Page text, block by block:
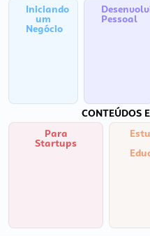
Iniciando
um
Negócio
Pessoal
CONTEÚDOS
Para
Startups